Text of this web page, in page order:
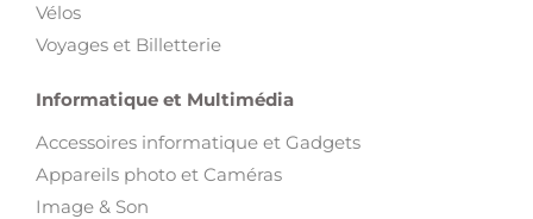
Vélos
Voyages et Billetterie
Informatique et Multimédia
Accessoires informatique et Gadgets
Appareils photo et Caméras
Image & Son